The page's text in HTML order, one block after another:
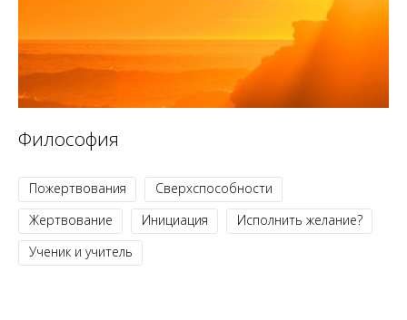
Философия
Пожертвования
Сверхспособности
Жертвование
Инициация
Исполнить желание?
Ученик и учитель